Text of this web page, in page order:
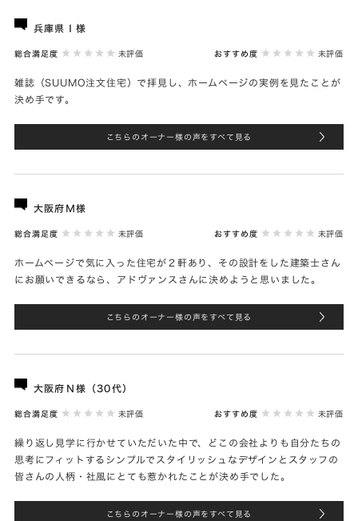
兵庫県Ｉ様
総合満足度 未評価 おすすめ度 未評価
雑誌（SUUMO注文住宅）で拝見し、ホームページの実例を見たことが
決め手です。
こちらのオーナー様の声をすべて見る
大阪府Ｍ様
総合満足度 未評価 おすすめ度 未評価
ホームページで気に入った住宅が２軒あり、その設計をした建築士さん
にお願いできるなら、アドヴァンスさんに決めようと思いました。
こちらのオーナー様の声をすべて見る
大阪府Ｎ様（30代）
総合満足度 未評価 おすすめ度 未評価
繰り返し見学に行かせていただいた中で、どこの会社よりも自分たちの
思考にフィットするシンプルでスタイリッシュなデザインとスタッフの
皆さんの人柄・社風にとても惹かれたことが決め手でした。
こちらのオーナー様の声をすべて見る